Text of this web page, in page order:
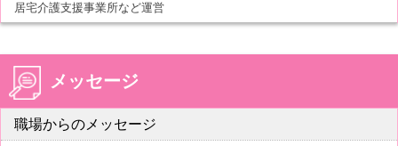
居宅介護支援事業所など運営
メッセージ
職場からのメッセージ